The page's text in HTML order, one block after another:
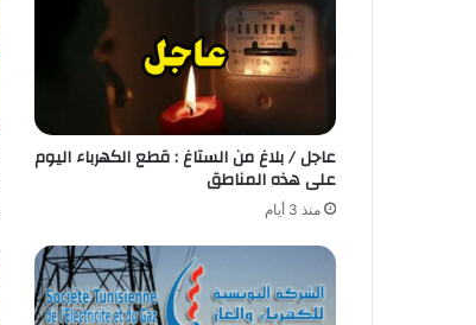
عاجل / بلاغ من الستاغ : قطع الكهرباء اليوم
على هذه المناطق
منذ 3 أيام